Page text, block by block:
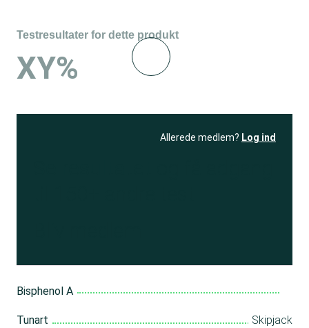
Testresultater for dette produkt
XY%
Allerede medlem? Log ind
Bisphenol A
Tunart Skipjack